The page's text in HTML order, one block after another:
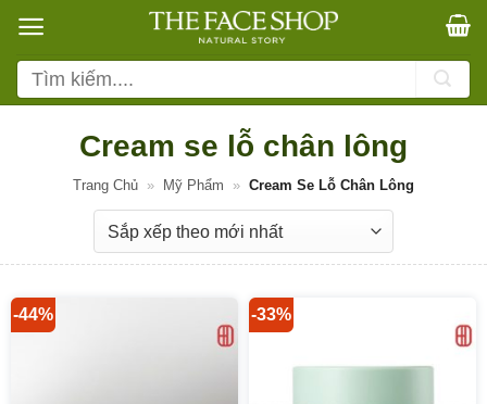
qua
nội
dung
Tìm
kiếm:
Cream se lỗ chân lông
Trang Chủ » Mỹ Phẩm » Cream Se Lỗ Chân Lông
-44% -33%